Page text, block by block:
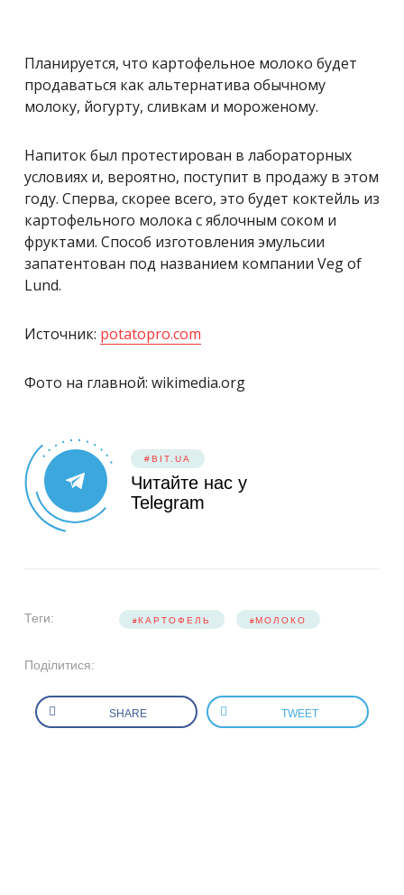
Планируется, что картофельное молоко будет
продаваться как альтернатива обычному
молоку, йогурту, сливкам и мороженому.
Напиток был протестирован в лабораторных
условиях и, вероятно, поступит в продажу в этом
году. Сперва, скорее всего, это будет коктейль из
картофельного молока с яблочным соком и
фруктами. Способ изготовления эмульсии
запатентован под названием компании Veg of
Lund.
Источник: potatopro.com
Фото на главной: wikimedia.org
#BIT.UA
Читайте нас у
Telegram
Теги: КАРТОФЕЛЬ МОЛОКО
Поділитися:
SHARE TWEET